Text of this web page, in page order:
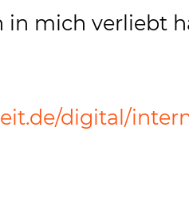
in mich verliebt
digital/